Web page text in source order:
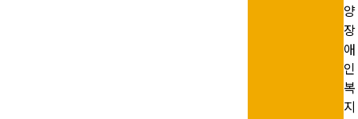
양
장
애
인
복
지